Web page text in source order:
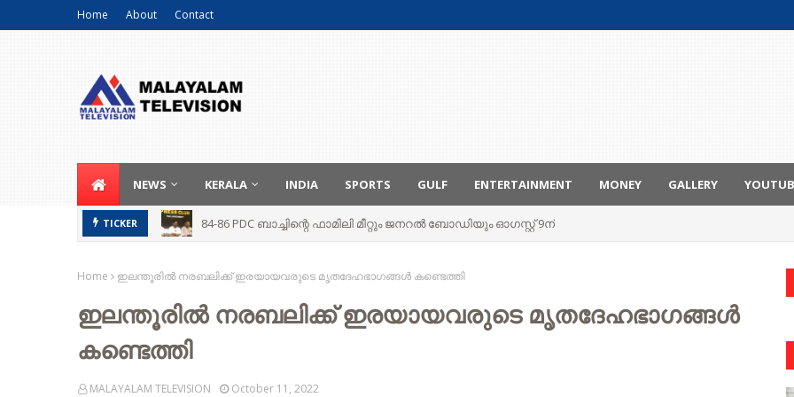
Home About Contact
NEWS KERALA INDIA SPORTS GULF ENTERTAINMENT MONEY GALLERY
TICKER 84-86 PDC ബാച്ചിന്റെ ഫാമിലി മീറ്റും ജനറൽ ബോഡിയും ഓഗസ്റ്റ് 9ന്
Home ഇലന്തൂരിൽ നരബലിക്ക് ഇരയായവരുടെ മൃതദേഹഭാഗങ്ങൾ കണ്ടെത്തി
ഇലന്തൂരിൽ നരബലിക്ക് ഇരയായവരുടെ മൃതദേഹഭാഗങ്ങൾ
കണ്ടെത്തി
MALAYALAM TELEVISION October 11, 2022